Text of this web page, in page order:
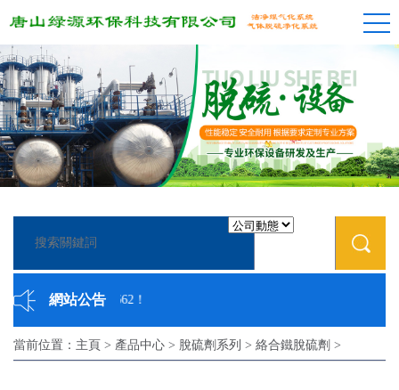
網站公告
咨詢！0315-8886662！
當前位置： 主頁 > 產品中心 > 脫硫劑系列 > 絡合鐵脫硫劑 >